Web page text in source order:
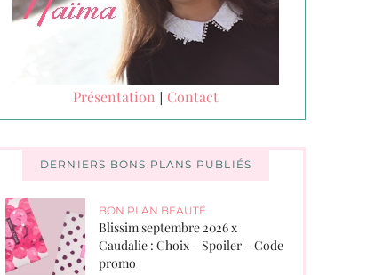
Présentation | Contact
DERNIERS BONS PLANS PUBLIÉS
BON PLAN BEAUTÉ
Blissim septembre 2026 x
Caudalie : Choix – Spoiler – Code
promo